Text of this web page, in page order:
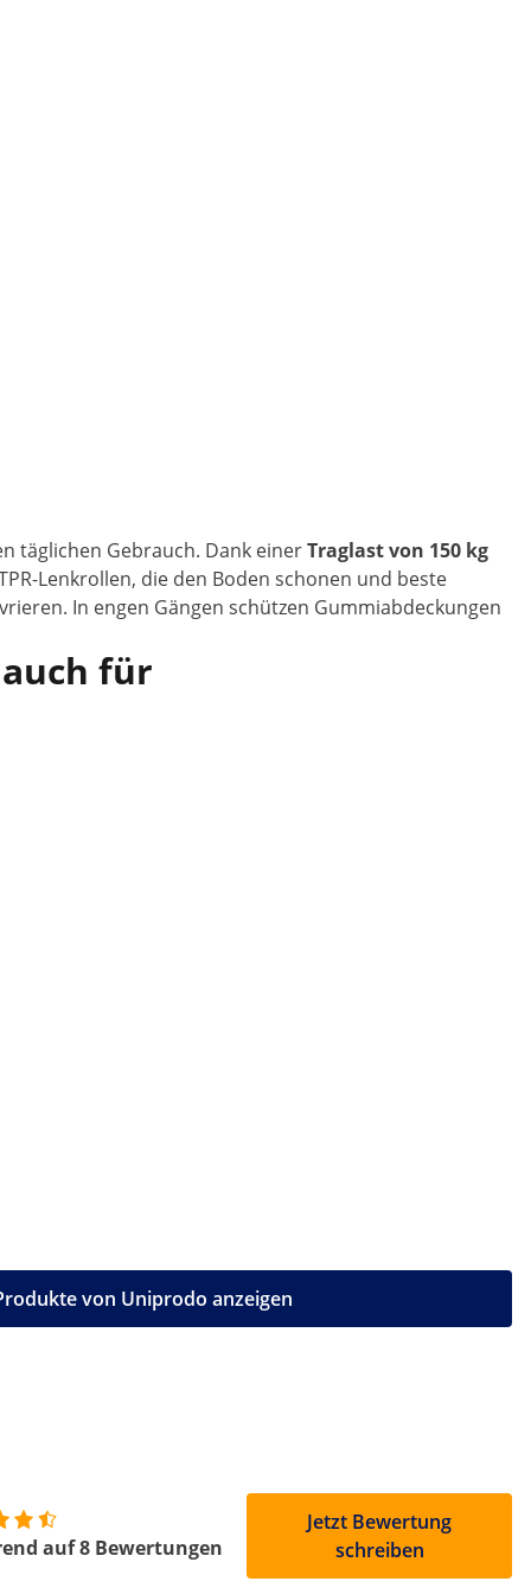
täglichen Gebrauch. Dank einerTraglast von 150 kg
Lenkrollen, die den Boden schonen und beste
In engen Gängen schützen Gummiabdeckungen
für
von Uniprodo anzeigen
auf 8 Bewertungen
Jetzt Bewertung
schreiben